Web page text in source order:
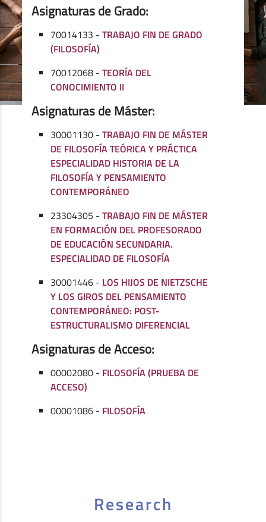
Asignaturas de Grado:
70014133 -TRABAJO FIN DE GRADO
(FILOSOFÍA)
70012068 -TEORÍA DEL
CONOCIMIENTO II
Asignaturas de Máster:
30001130 -TRABAJO FIN DE MÁSTER
DE FILOSOFÍA TEÓRICA Y PRÁCTICA
ESPECIALIDAD HISTORIA DE LA
FILOSOFÍA Y PENSAMIENTO
CONTEMPORÁNEO
23304305 -TRABAJO FIN DE MÁSTER
EN FORMACIÓN DEL PROFESORADO
DE EDUCACIÓN SECUNDARIA.
ESPECIALIDAD DE FILOSOFÍA
30001446 - LOS HIJOS DE NIETZSCHE
Y LOS GIROS DEL PENSAMIENTO
CONTEMPORÁNEO: POST-
ESTRUCTURALISMO DIFERENCIAL
Asignaturas de Acceso:
00002080 - FILOSOFÍA (PRUEBA DE
ACCESO)
00001086 - FILOSOFÍA
Research